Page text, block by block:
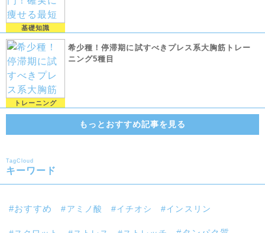
基礎知識
トレーニング
希少種！停滞期に試すべきプレス系大胸筋トレー
ニング5種目
もっとおすすめ記事を見る
TagCloud
キーワード
おすすめ アミノ酸 イチオシ インスリン